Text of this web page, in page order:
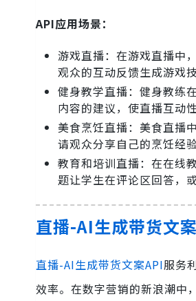
API应用场景：
游戏直播：在游戏直播中
观众的互动反馈生成游戏
健身教学直播：健身教练
内容的建议，使直播互动
美食烹饪直播：美食直播
请观众分享自己的烹饪经
教育和培训直播：在在线
题让学生在评论区回答，
直播-AI生成带货文案
直播-AI生成带货文案API服务
效率。在数字营销的新浪潮中